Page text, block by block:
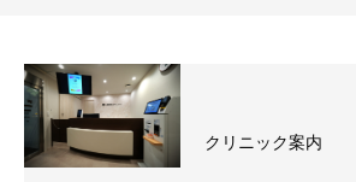
クリニック案内